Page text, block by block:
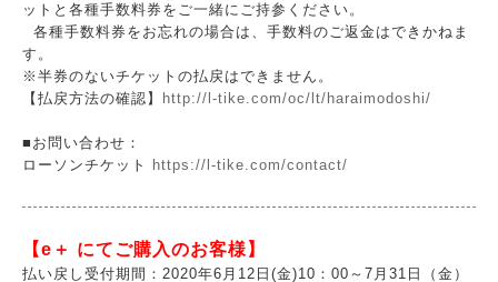
ットと各種手数料券をご一緒にご持参ください。
各種手数料券をお忘れの場合は、手数料のご返金はできかねま
す。
※半券のないチケットの払戻はできません。
【払戻方法の確認】
http://l-tike.com/oc/lt/haraimodoshi/
■お問い合わせ：
ローソンチケット
https://l-tike.com/contact/
【e＋ にてご購入のお客様】
払い戻し受付期間：2020年6月12日(金)10：00～7月31日（金）